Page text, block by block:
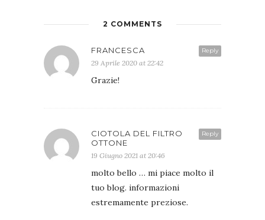
2 COMMENTS
Reply
FRANCESCA
29 Aprile 2020 at 22:42
Grazie!
Reply
CIOTOLA DEL FILTRO
OTTONE
19 Giugno 2021 at 20:46
molto bello … mi piace molto il
tuo blog. informazioni
estremamente preziose.